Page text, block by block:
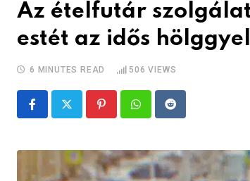
Az ételfutár
estét az idős
6 MINUTES READ 506 VIEWS
PinterestWhatsappReddit